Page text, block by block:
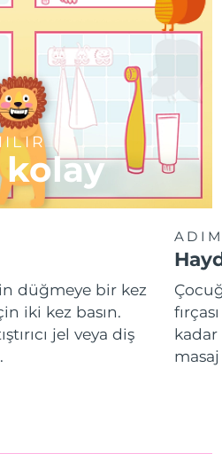
kolay
düğmeye bir kez
iki kez basın.
jel veya diş
kadar